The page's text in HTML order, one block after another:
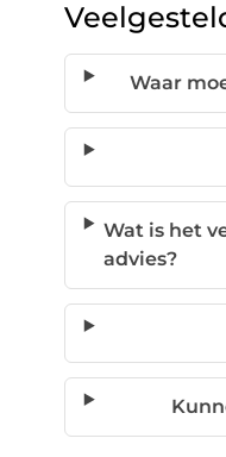
Waar
Wat is het
advies?